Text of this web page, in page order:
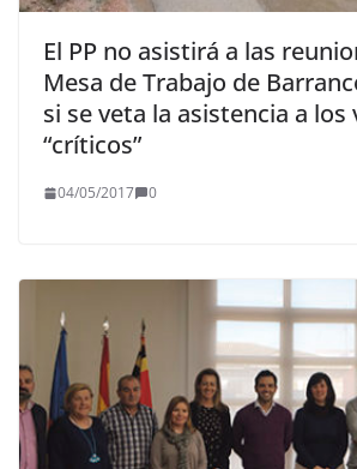
El PP no asistirá a las
Mesa de Trabajo de
si se veta la asistencia a los
“críticos”
04/05/2017 0